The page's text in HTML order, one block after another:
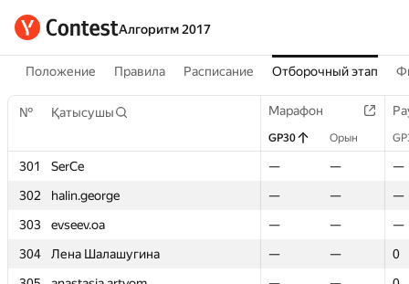
Алгоритм 2017
Положение Правила Расписание Отборочный этап
№ Қатысушы Марафон
GP30 Орын
301 SerCe — —
—
302
halin.george — —
—
303
evseev.oa — —
—
304
Лена Шалашугина — —
0
№ Қатысушы Марафон
GP30 Орын
301 SerCe — —
—
302
halin.george — —
—
303
evseev.oa — —
—
304
Лена Шалашугина — —
0